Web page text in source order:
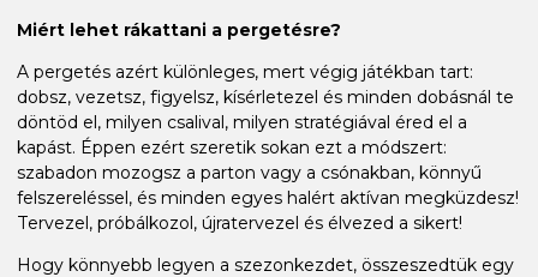
Miért lehet rákattani a pergetésre?
A pergetés azért különleges, mert végig játékban tart:
dobsz, vezetsz, figyelsz, kísérletezel és minden dobásnál te
döntöd el, milyen csalival, milyen stratégiával éred el a
kapást. Éppen ezért szeretik sokan ezt a módszert:
szabadon mozogsz a parton vagy a csónakban, könnyű
felszereléssel, és minden egyes halért aktívan megküzdesz!
Tervezel, próbálkozol, újratervezel és élvezed a sikert!
Hogy könnyebb legyen a szezonkezdet, összeszedtük egy